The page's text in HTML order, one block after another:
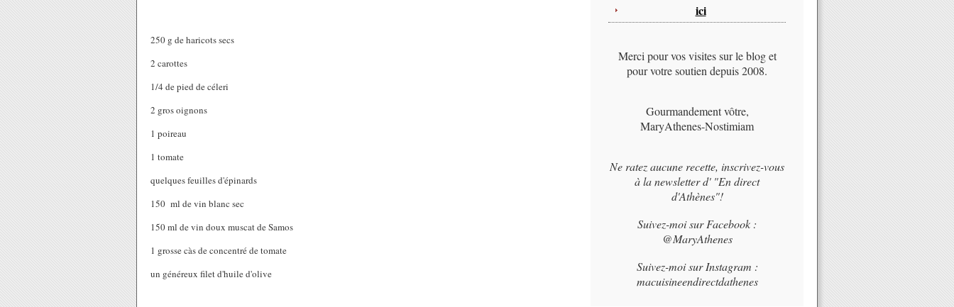
250 g de haricots secs
2 carottes
1/4 de pied de céleri
2 gros oignons
1 poireau
1 tomate
quelques feuilles d'épinards
150 ml de vin blanc sec
150 ml de vin doux muscat de Samos
1 grosse càs de concentré de tomate
un généreux filet d'huile d'olive
ici
Merci pour vos visites sur le blog et
pour votre soutien depuis 2008.
Gourmandement vôtre,
MaryAthenes-Nostimiam
Ne ratez aucune recette, inscrivez-vous
à la newsletter d' "En direct
d'Athènes"!
Suivez-moi sur Facebook :
@MaryAthenes
Suivez-moi sur Instagram :
macuisineendirectdathenes